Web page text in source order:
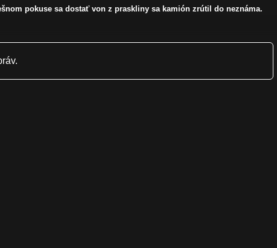
pokuse sa dostať von z praskliny sa kamión zrútil do neznáma.